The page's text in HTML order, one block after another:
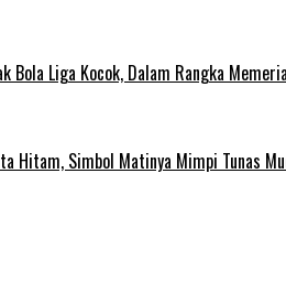
Bola Liga Kocok, Dalam Rangka
Hitam, Simbol Matinya Mimpi Tunas